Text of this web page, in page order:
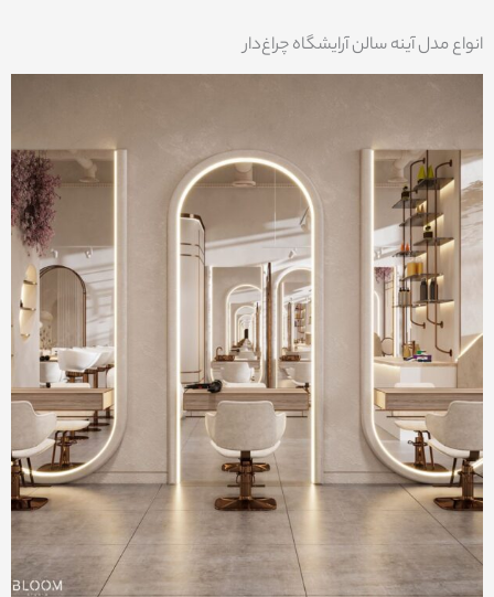
انواع مدل آینه سالن آرایشگاه چراغ‌دار